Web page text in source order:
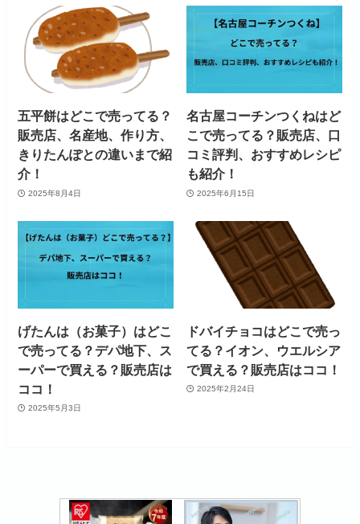
五平餅はどこで売ってる？
販売店、名産地、作り方、
きりたんぽとの違いまで紹
介！
2025年8月4日
名古屋コーチンつくねはど
こで売ってる？販売店、口
コミ評判、おすすめレシピ
も紹介！
2025年6月15日
げたんは（お菓子）はどこ
で売ってる？デパ地下、ス
ーパーで買える？販売店は
ココ！
2025年5月3日
ドバイチョコはどこで売っ
てる？イオン、ウエルシア
で買える？販売店はココ！
2025年2月24日